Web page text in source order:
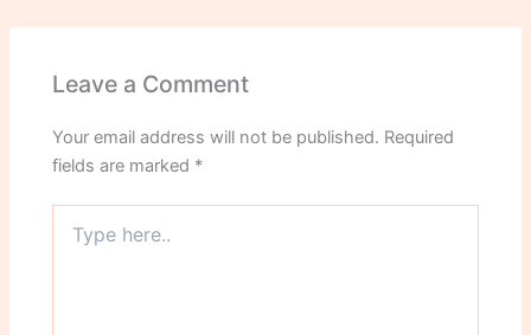
Leave a Comment
Your email address will not be published. Required
fields are marked *
here..